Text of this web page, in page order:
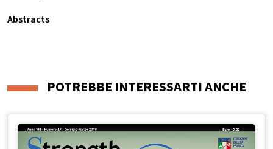
Abstracts
POTREBBE INTERESSARTI ANCHE